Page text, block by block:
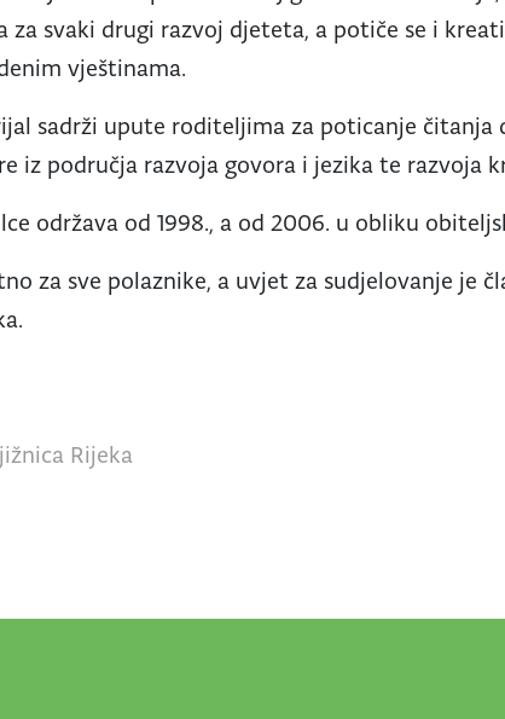
za svaki drugi razvoj djeteta, a potiče se i
vještinama.
sadrži upute roditeljima za poticanje čitanja
iz područja razvoja govora i jezika te razvoja
održava od 1998., a od 2006. u obliku
za sve polaznike, a uvjet za sudjelovanje je
Rijeka